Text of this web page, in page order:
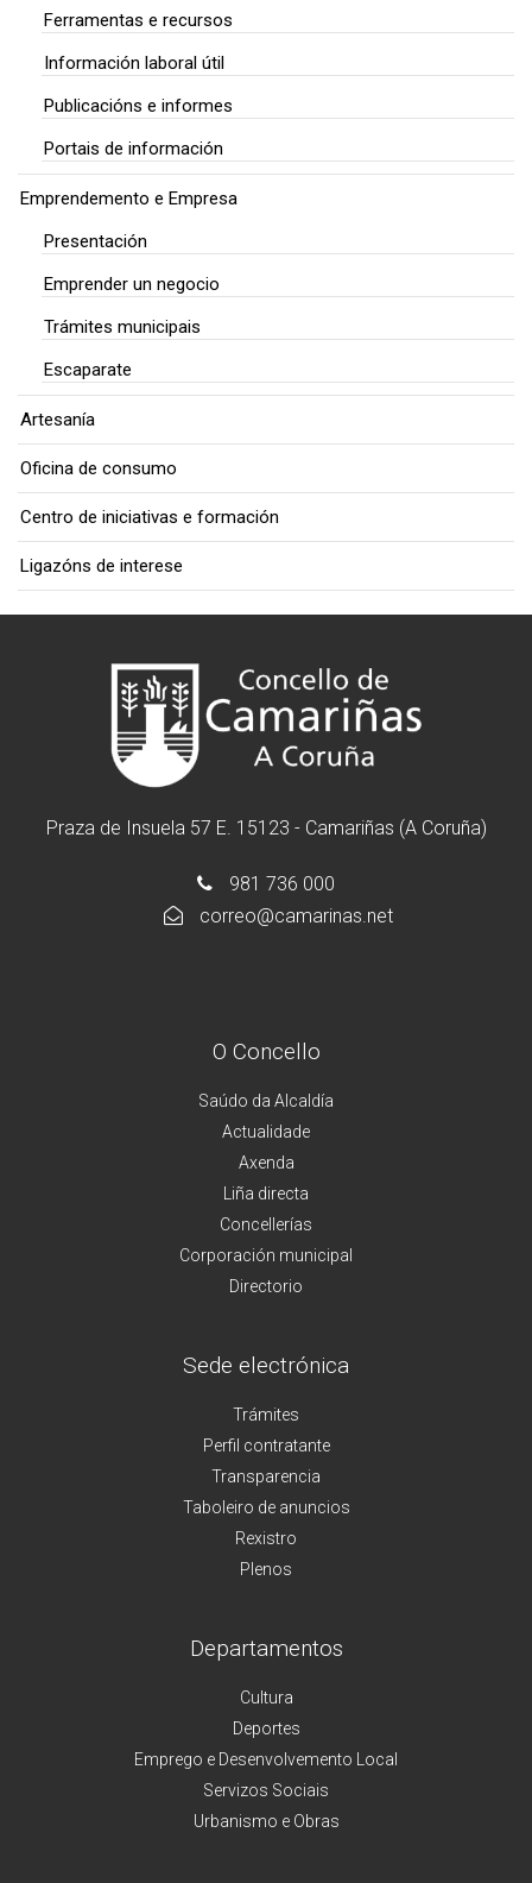
Ferramentas e recursos
Información laboral útil
Publicacións e informes
Portais de información
Emprendemento e Empresa
Presentación
Emprender un negocio
Trámites municipais
Escaparate
Artesanía
Oficina de consumo
Centro de iniciativas e formación
Ligazóns de interese
Praza de Insuela 57 E. 15123 - Camariñas (A Coruña)
981 736 000
correo@camarinas.net
O Concello
Saúdo da Alcaldía
Actualidade
Axenda
Liña directa
Concellerías
Corporación municipal
Directorio
Sede electrónica
Trámites
Perfil contratante
Transparencia
Taboleiro de anuncios
Rexistro
Plenos
Departamentos
Cultura
Deportes
Emprego e Desenvolvemento Local
Servizos Sociais
Urbanismo e Obras